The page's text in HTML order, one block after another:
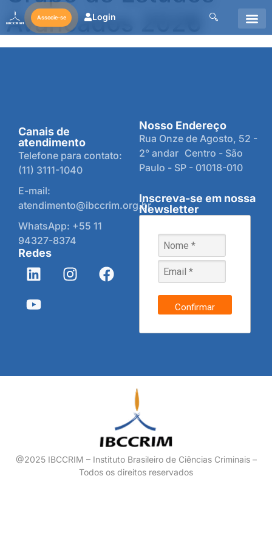
Associe-se Login
Avancados 2026
Canais de
atendimento
Telefone para contato:
(11) 3111-1040
E-mail:
atendimento@ibccrim.org.br
WhatsApp: +55 11
94327-8374
Redes
Nosso Endereço
Rua Onze de Agosto, 52 -
2° andar Centro - São
Paulo - SP - 01018-010
Inscreva-se em nossa
Newsletter
Confirmar
@2025 IBCCRIM – Instituto Brasileiro de Ciências Criminais –
Todos os direitos reservados